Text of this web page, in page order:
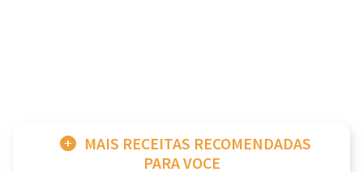
MAIS RECEITAS RECOMENDADAS
PARA VOCE